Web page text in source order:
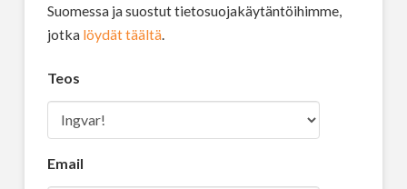
Suomessa ja suostut tietosuojakäytäntöihimme,
jotka löydät täältä.
Teos
Email